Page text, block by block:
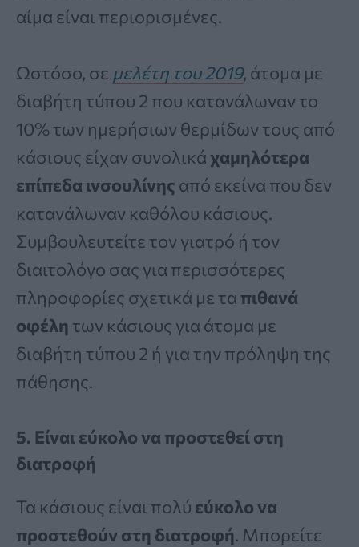
αίμα είναι περιορισμένες.
Ωστόσο, σε μελέτη του 2019, άτομα με
διαβήτη τύπου 2 που κατανάλωναν το
10% των ημερήσιων θερμίδων τους από
κάσιους είχαν συνολικά χαμηλότερα
επίπεδα ινσουλίνης από εκείνα που δεν
κατανάλωναν καθόλου κάσιους.
Συμβουλευτείτε τον γιατρό ή τον
διαιτολόγο σας για περισσότερες
πληροφορίες σχετικά με τα πιθανά
οφέλη των κάσιους για άτομα με
διαβήτη τύπου 2 ή για την πρόληψη της
πάθησης.
5. Είναι εύκολο να προστεθεί στη
διατροφή
Τα κάσιους είναι πολύ εύκολο να
προστεθούν στη διατροφή. Μπορείτε